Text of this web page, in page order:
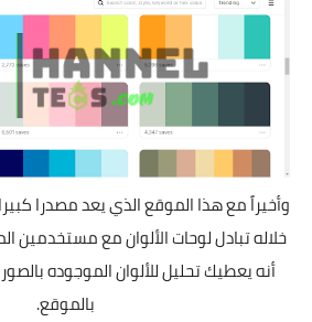
وأخيراً مع هذا الموقع الذي يعد مصدرا
خلاله تبادل لوحات الألوان مع مستخدمين
أنه يعطيك تحليل للألوان الموجوده
بالموقع.